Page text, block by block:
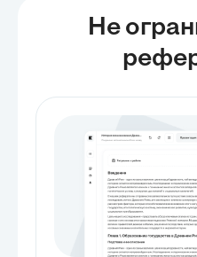
Не